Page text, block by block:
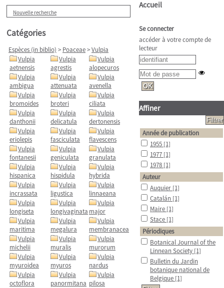
Nouvelle recherche
Catégories
Espèces (in biblio) > Poaceae>Vulpia
Vulpia
aetnensis
Vulpia
agrestis
Vulpia
alopecuros
Vulpia
ambigua
Vulpia
attenuata
Vulpia
avenella
Vulpia
bromoides
Vulpia
broteri
Vulpia
ciliata
Vulpia
danthonii
Vulpia
delicatula
Vulpia
dertonensis
Vulpia
eriolepis
Vulpia
fasciculata
Vulpia
flavescens
Vulpia
fontanesii
Vulpia
geniculata
Vulpia
granulata
Vulpia
hispanica
Vulpia
hispidula
Vulpia
hybrida
Vulpia
incrassata
Vulpia
ligustica
Vulpia
linnaeana
Vulpia
longiseta
Vulpia
longivaginata
Vulpia
major
Vulpia
maritima
Vulpia
megalura
Vulpia
membranacea
Vulpia
michelii
Vulpia
muralis
Vulpia
murorum
Vulpia
myuroidea
Vulpia
myuros
Vulpia
nardus
Vulpia
octoflora
Vulpia
panormitana
Vulpia
pilosa
Accueil
Se connecter
accéder à votre compte de
lecteur
Affiner
Année de publication
1955 [1]
1977 [1]
1978 [1]
Auteur
Auquier [1]
Catalán [1]
Maire [1]
Stace [1]
Périodiques
Botanical Journal of the
Linnean Society [1]
Bulletin du Jardin
botanique national de
Belgique [1]